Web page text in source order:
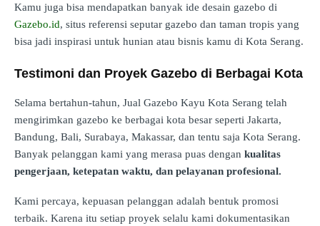
Kamu juga bisa mendapatkan banyak ide desain gazebo di
Gazebo.id, situs referensi seputar gazebo dan taman tropis yang
bisa jadi inspirasi untuk hunian atau bisnis kamu di Kota Serang.
Testimoni dan Proyek Gazebo di Berbagai Kota
Selama bertahun-tahun, Jual Gazebo Kayu Kota Serang telah
mengirimkan gazebo ke berbagai kota besar seperti Jakarta,
Bandung, Bali, Surabaya, Makassar, dan tentu saja Kota Serang.
Banyak pelanggan kami yang merasa puas dengan kualitas
pengerjaan, ketepatan waktu, dan pelayanan profesional.
Kami percaya, kepuasan pelanggan adalah bentuk promosi
terbaik. Karena itu setiap proyek selalu kami dokumentasikan